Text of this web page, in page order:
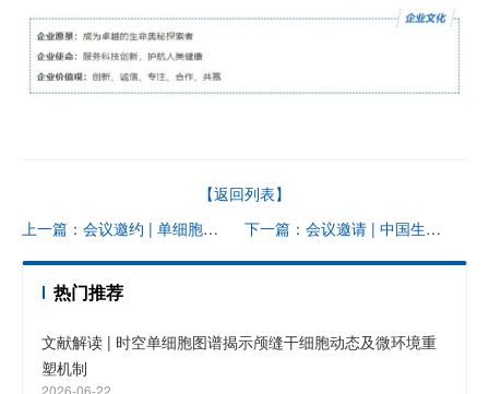
【返回列表】
上一篇：会议邀约 | 单细胞测序技术揭开“免疫新世界”线上讲坛
下一篇：会议邀请 | 中国生物化学与分子生物学会 2021 年全国学术会议
热门推荐
文献解读 | 时空单细胞图谱揭示颅缝干细胞动态及微环境重
塑机制